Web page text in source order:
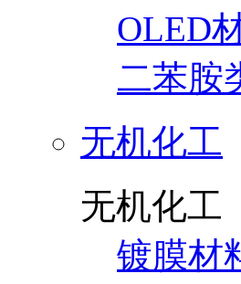
OLED
二苯胺
无机化工
无机化工
镀膜材